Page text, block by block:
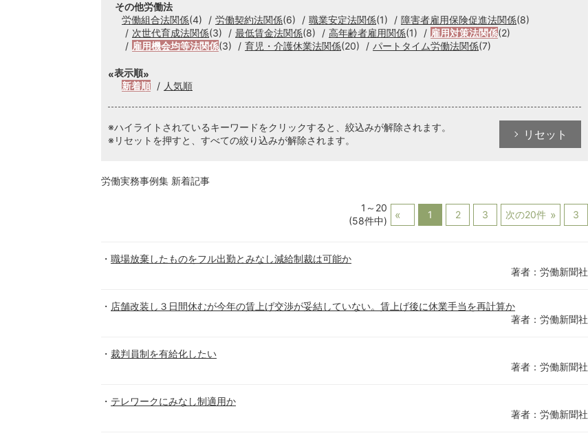
その他労働法
労働組合法関係(4) 労働契約法関係(6) 職業安定法関係(1) 障害者雇用保険促進法関係(8)
次世代育成法関係(3) 最低賃金法関係(8) 高年齢者雇用関係(1) 雇用対策法関係(2)
雇用機会均等法関係(3) 育児・介護休業法関係(20) パートタイム労働法関係(7)
表示順
新着順
人気順
※ハイライトされているキーワードをクリックすると、絞込みが解除されます。
※リセットを押すと、すべての絞り込みが解除されます。
リセット
労働実務事例集 新着記事
1～20
(58件中)
1 2 3 次の20件 3
職場放棄したものをフル出勤とみなし減給制裁は可能か
著者：労働新聞社
店舗改装し３日間休むが今年の賃上げ交渉が妥結していない。賃上げ後に休業手当を再計算か
著者：労働新聞社
裁判員制を有給化したい
著者：労働新聞社
テレワークにみなし制適用か
著者：労働新聞社